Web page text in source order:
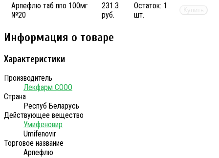
Арпефлю таб ппо 100мг
№20
231.3
руб.
Остаток: 1
шт.
Купить
Информация о товаре
Характеристики
Производитель
Лекфарм СООО
Страна
Респуб Беларусь
Действующее вещество
Умифеновир
Umifenovir
Торговое название
Арпефлю